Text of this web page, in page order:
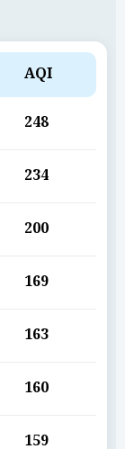
AQI
248
234
200
169
163
160
159